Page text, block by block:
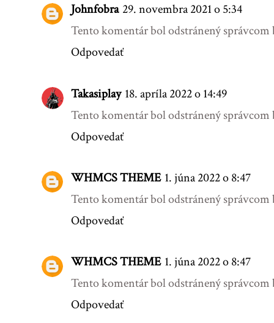
Johnfobra 29. novembra 2021 o 5:34
Tento komentár bol odstránený správcom
Odpovedať
Takasiplay 18. apríla 2022 o 14:49
Tento komentár bol odstránený správcom
Odpovedať
WHMCS THEME 1. júna 2022 o 8:47
Tento komentár bol odstránený správcom
Odpovedať
WHMCS THEME 1. júna 2022 o 8:47
Tento komentár bol odstránený správcom
Odpovedať